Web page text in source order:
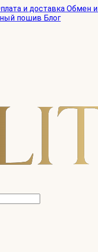
и доставка Обмен
пошив Блог